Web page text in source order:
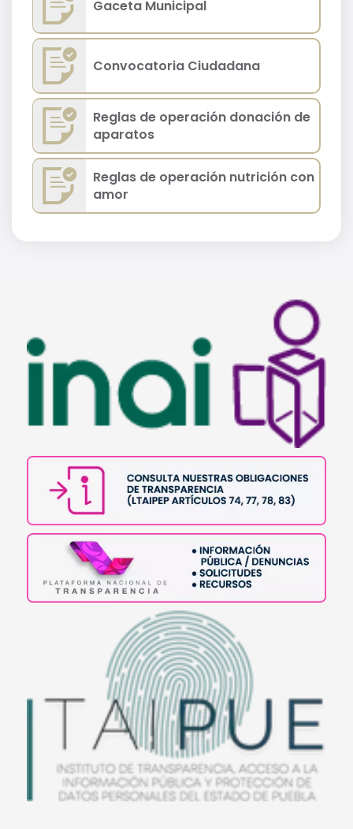
Gaceta Municipal
Convocatoria Ciudadana
Reglas de operación donación de
aparatos
Reglas de operación nutrición con
amor